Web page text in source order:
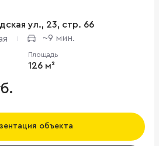
ул., 23, стр. 66
~9 мин.
Площадь
126 м²
объекта